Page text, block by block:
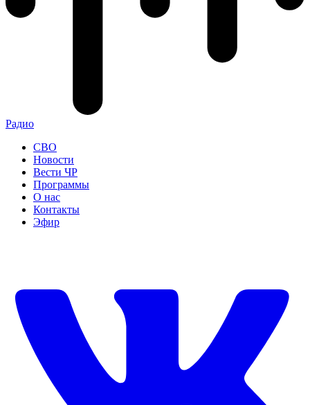
Радио
СВО
Новости
Вести ЧР
Программы
О нас
Контакты
Эфир